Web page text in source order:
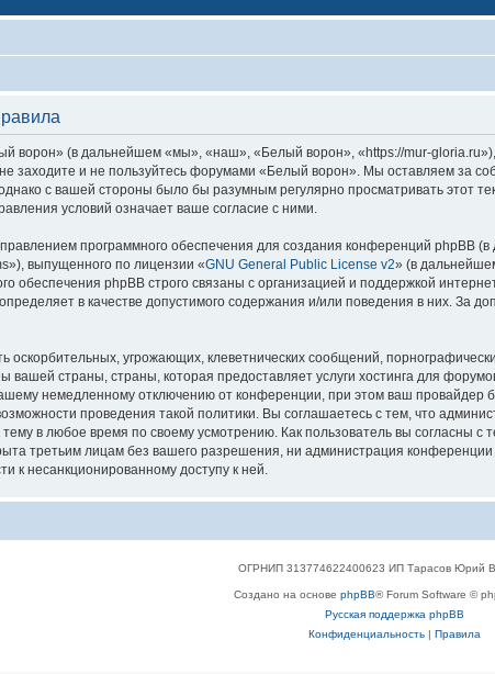
ворон» (в дальнейшем «мы», «наш», «Белый ворон», «https://mur-
заходите и не пользуйтесь форумами «Белый ворон». Мы оставляем за
с вашей стороны было бы разумным регулярно просматривать этот
условий означает ваше согласие с ними.
программного обеспечения для создания конференций phpBB
выпущенного по лицензии «GNU General Public License v2» (в
обеспечения phpBB строго связаны с организацией и поддержкой
в качестве допустимого содержания и/или поведения в них. За
оскорбительных, угрожающих, клеветнических сообщений,
вашей страны, страны, которая предоставляет услуги хостинга для
немедленному отключению от конференции, при этом ваш провайдер
проведения такой политики. Вы соглашаетесь с тем, что
в любое время по своему усмотрению. Как пользователь вы согласны
третьим лицам без вашего разрешения, ни администрация
к несанкционированному доступу к ней.
ОГРНИП 313774622400623 ИП Тарасов Юрий
Создано на основеphpBB® Forum Software ©
Русская поддержка phpBB
Конфиденциальность |Правила